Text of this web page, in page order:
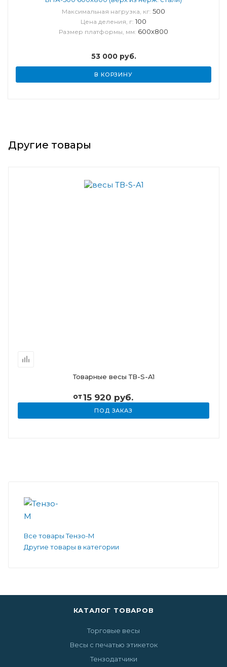
Максимальная нагрузка, кг: 500
Цена деления, г: 100
Размер платформы, мм: 600х800
53 000руб.
В КОРЗИНУ
Другие товары
Товарные весы ТВ-S-A1
от15 920 руб.
ПОД ЗАКАЗ
Все товары Тензо-М
Другие товары в категории
КАТАЛОГ ТОВАРОВ
Торговые весы
Весы с печатью этикеток
Тензодатчики